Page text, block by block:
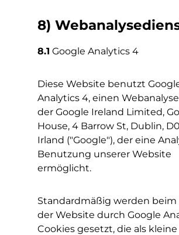
8)
8.1 Google Analytics 4
Diese Website benutzt
Analytics 4, einen
der Google Ireland Limited,
House, 4 Barrow St, Dublin,
Irland ("Google"), der eine
Benutzung unserer Website
ermöglicht.
Standardmäßig werden beim
der Website durch Google
Cookies gesetzt, die als kleine